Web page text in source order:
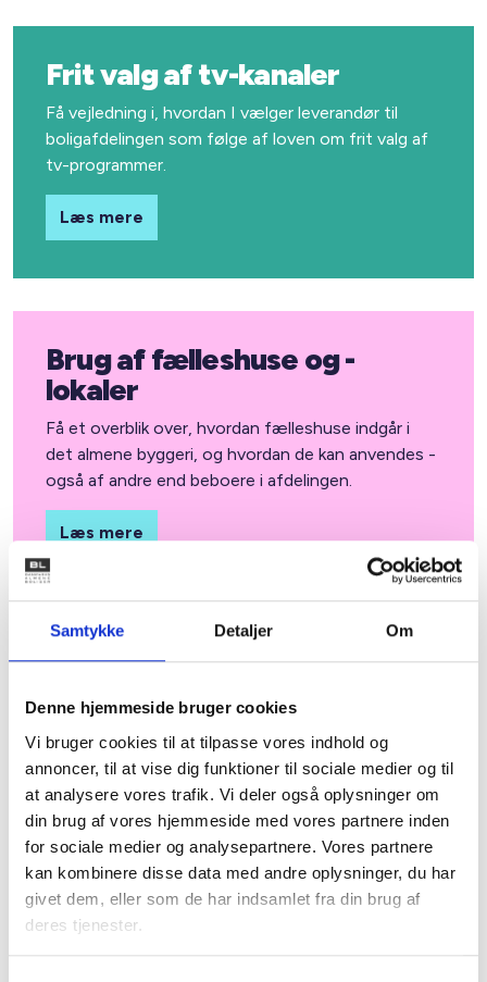
Samtykke Detaljer Om
Denne hjemmeside bruger cookies
Vi bruger cookies til at tilpasse vores indhold og
annoncer, til at vise dig funktioner til sociale medier og til
at analysere vores trafik. Vi deler også oplysninger om
din brug af vores hjemmeside med vores partnere inden
for sociale medier og analysepartnere. Vores partnere
kan kombinere disse data med andre oplysninger, du har
givet dem, eller som de har indsamlet fra din brug af
deres tjenester.
Frit valg af tv-kanaler
Få vejledning i, hvordan I vælger leverandør til
boligafdelingen som følge af loven om frit valg af
tv-programmer.
Læs mere
Brug af fælleshuse og -
lokaler
Få et overblik over, hvordan fælleshuse indgår i
det almene byggeri, og hvordan de kan anvendes -
også af andre end beboere i afdelingen.
Læs mere
Energi og klima
Hent en masse viden om energi og klima i driften
af boligorganisationen, heriblandt solceller, måling
af el, vand og varme, energibesparelser og meget
mere.
Læs mere